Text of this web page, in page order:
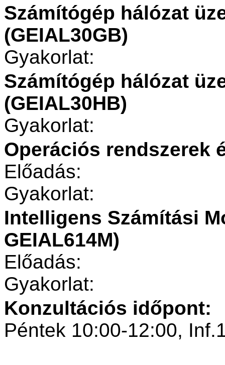
Számítógép hálózat
(GEIAL30GB)
Gyakorlat:
Számítógép hálózat
(GEIAL30HB)
Gyakorlat:
Operációs rendszerek
Előadás:
Gyakorlat:
Intelligens Számítási
GEIAL614M)
Előadás:
Gyakorlat:
Konzultációs időpont:
Péntek 10:00-12:00,